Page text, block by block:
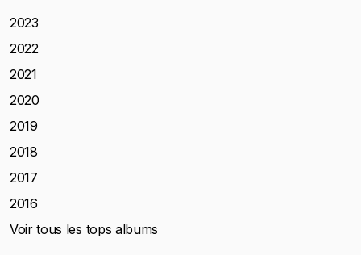
2023
2022
2021
2020
2019
2018
2017
2016
Voir tous les tops albums